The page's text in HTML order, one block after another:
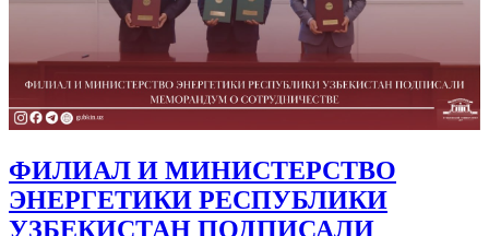
ФИЛИАЛ И МИНИСТЕРСТВО
ЭНЕРГЕТИКИ РЕСПУБЛИКИ
УЗБЕКИСТАН ПОДПИСАЛИ